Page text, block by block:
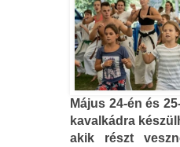
Május 24-én és
kavalkádra
akik részt